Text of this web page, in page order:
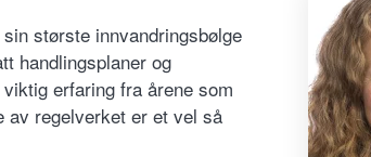
største innvandringsbølge
handlingsplaner og
erfaring fra årene som
av regelverket er et vel så